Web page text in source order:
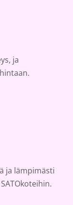
ja
ja lämpimästi